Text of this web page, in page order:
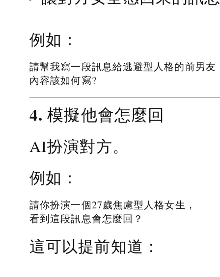
例如：
請幫我寫一段訊息給逃避型人格的前男友
內容該如何寫?
4. 模擬他會怎麼回
AI扮演對方。
例如：
請你扮演一個27歲焦慮型人格女生，
看到這段訊息會怎麼回？
這可以提前知道：